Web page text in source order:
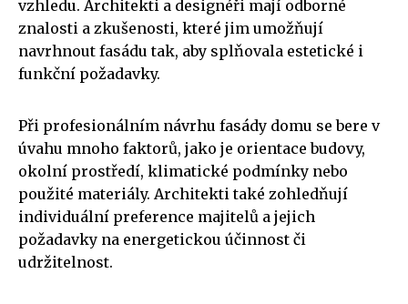
vzhledu. Architekti a designéři mají odborné
znalosti a zkušenosti, které jim umožňují
navrhnout fasádu tak, aby splňovala estetické i
funkční požadavky.
Při profesionálním návrhu fasády domu se bere v
úvahu mnoho faktorů, jako je orientace budovy,
okolní prostředí, klimatické podmínky nebo
použité materiály. Architekti také zohledňují
individuální preference majitelů a jejich
požadavky na energetickou účinnost či
udržitelnost.